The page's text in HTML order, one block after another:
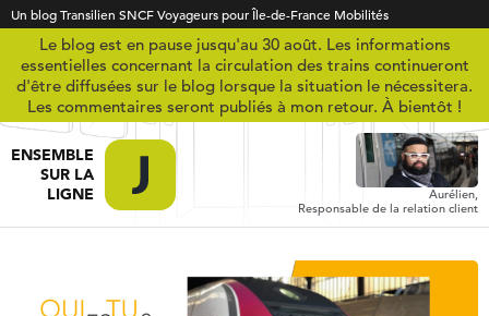
Un blog Transilien SNCF Voyageurs pour Île-de-France Mobilités
Le blog est en pause jusqu'au 30 août. Les informations
essentielles concernant la circulation des trains continueront
d'être diffusées sur le blog lorsque la situation le nécessitera.
Les commentaires seront publiés à mon retour. À bientôt !
ENSEMBLE
SUR LA
LIGNE
Aurélien,
Responsable de la relation client